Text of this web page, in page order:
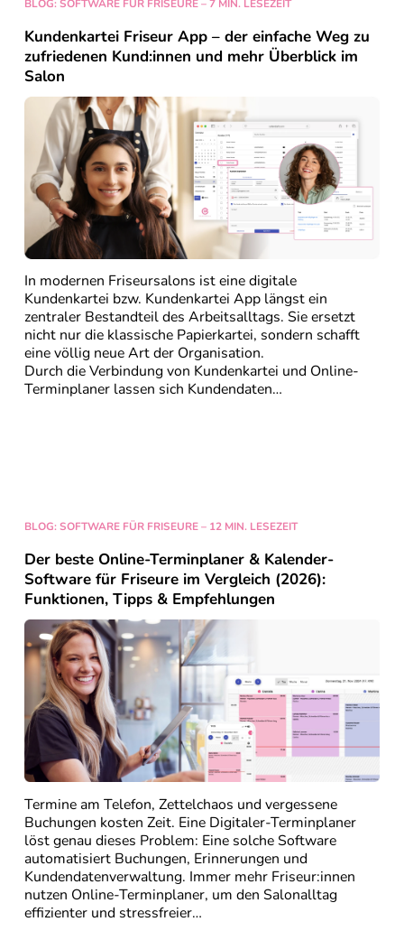
BLOG: SOFTWARE FÜR FRISEURE – 7 MIN. LESEZEIT
Kundenkartei Friseur App – der einfache Weg zu
zufriedenen Kund:innen und mehr Überblick im
Salon
In modernen Friseursalons ist eine digitale
Kundenkartei bzw. Kundenkartei App längst ein
zentraler Bestandteil des Arbeitsalltags. Sie ersetzt
nicht nur die klassische Papierkartei, sondern schafft
eine völlig neue Art der Organisation.
Durch die Verbindung von Kundenkartei und Online-
Terminplaner lassen sich Kundendaten…
BLOG: SOFTWARE FÜR FRISEURE – 12 MIN. LESEZEIT
Der beste Online-Terminplaner & Kalender-
Software für Friseure im Vergleich (2026):
Funktionen, Tipps & Empfehlungen
Termine am Telefon, Zettelchaos und vergessene
Buchungen kosten Zeit. Eine Digitaler-Terminplaner
löst genau dieses Problem: Eine solche Software
automatisiert Buchungen, Erinnerungen und
Kundendatenverwaltung. Immer mehr Friseur:innen
nutzen Online-Terminplaner, um den Salonalltag
effizienter und stressfreier…